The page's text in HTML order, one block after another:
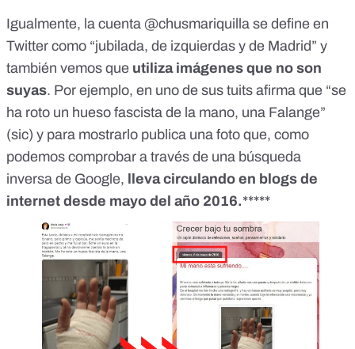
Igualmente, la cuenta @chusmariquilla se define en
Twitter como “jubilada, de izquierdas y de Madrid” y
también vemos que utiliza imágenes que no son
suyas. Por ejemplo, en uno de sus tuits afirma que “se
ha roto un hueso fascista de la mano, una Falange”
(sic) y para mostrarlo publica una foto que, como
podemos comprobar a través de una búsqueda
inversa de Google, lleva circulando en blogs de
internet desde mayo del año 2016.*****